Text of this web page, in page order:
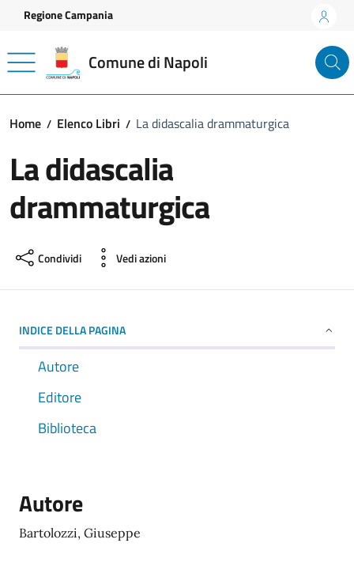
Vai ai contenuti
Vai al footer
Regione Campania
Comune di Napoli
Home Elenco Libri La didascalia drammaturgica
La didascalia
drammaturgica
Condividi Vedi azioni
INDICE DELLA PAGINA
Autore
Editore
Biblioteca
Autore
Bartolozzi, Giuseppe